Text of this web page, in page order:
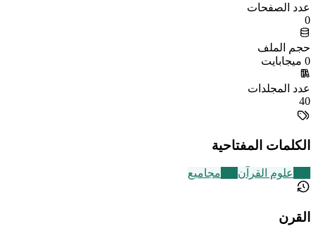
عدد الصفحات
0
حجم الملف
0 ميجابايت
عدد المجلدات
40
الكلمات المفتاحية
علوم القرآن مجاميع
القرن